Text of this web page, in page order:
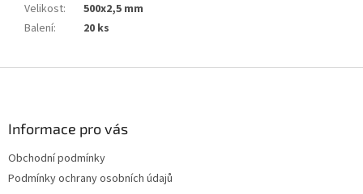
Velikost:
500x2,5 mm
Balení: 20 ks
Informace pro vás
Obchodní podmínky
Podmínky ochrany osobních údajů